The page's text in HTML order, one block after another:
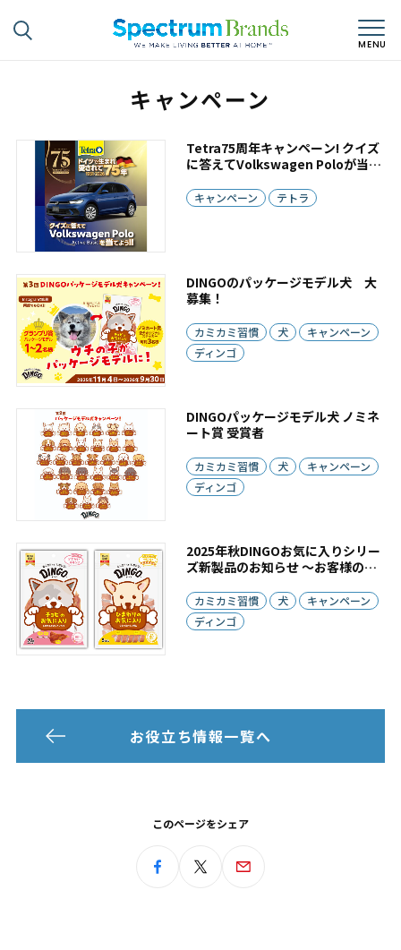
キャンペーン
Tetra75周年キャンペーン! クイズ
に答えてVolkswagen Poloが当た
スワーゲンオリジナルグッズが当
たる。 キャンペーン実施中!!
キャンペーン テトラ
DINGOのパッケージモデル犬 大
募集！
カミカミ習慣 犬
キャンペーン
ディンゴ
DINGOパッケージモデル犬 ノミネ
ート賞 受賞者
カミカミ習慣 犬
キャンペーン
ディンゴ
2025年秋DINGOお気に入りシリー
ズ新製品のお知らせ ～お客様の愛
カミカミ習慣 犬
キャンペーン
ディンゴ
お役立ち情報一覧へ
このページをシェア